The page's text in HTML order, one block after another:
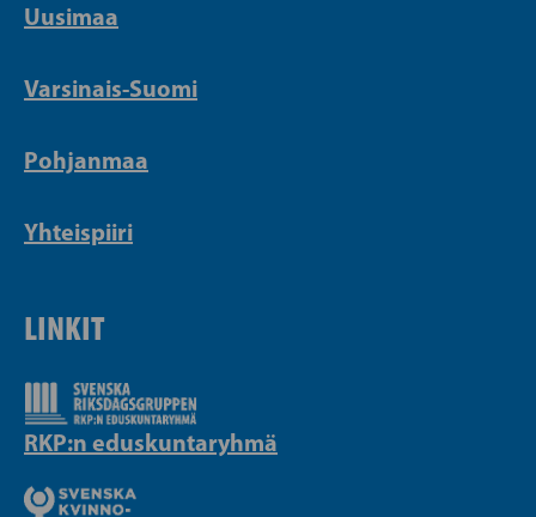
Uusimaa
Varsinais-Suomi
Pohjanmaa
Yhteispiiri
LINKIT
RKP:n eduskuntaryhmä